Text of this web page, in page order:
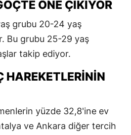
ÖNE ÇIKIYOR
grubu 20-24 yaş
Bu grubu 25-29 yaş
takip ediyor.
HAREKETLERININ
yüzde 32,8'ine ev
ve Ankara diğer tercih